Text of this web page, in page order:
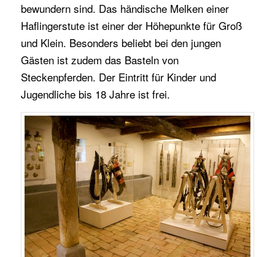
bewundern sind. Das händische Melken einer
Haflingerstute ist einer der Höhepunkte für Groß
und Klein. Besonders beliebt bei den jungen
Gästen ist zudem das Basteln von
Steckenpferden. Der Eintritt für Kinder und
Jugendliche bis 18 Jahre ist frei.